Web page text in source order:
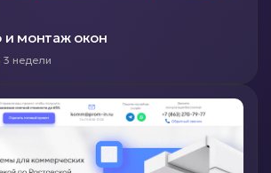
и монтаж окон
3 недели